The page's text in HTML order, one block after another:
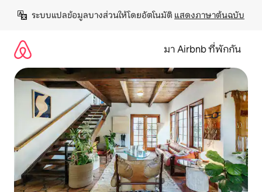
เนื้อหา
ระบบแปลข้อมูลบางส่วนให้โดยอัตโนมัติ แสดงภาษาต้นฉบับ
มา Airbnb ที่พักกัน